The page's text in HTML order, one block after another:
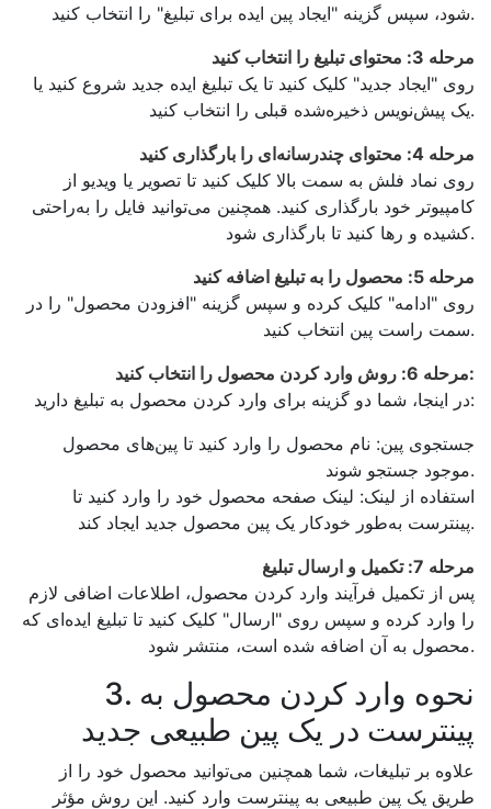
شود، سپس گزینه "ایجاد پین ایده برای تبلیغ" را انتخاب کنید.
مرحله 3: محتوای تبلیغ را انتخاب کنید
روی "ایجاد جدید" کلیک کنید تا یک تبلیغ ایده جدید شروع کنید یا
یک پیش‌نویس ذخیره‌شده قبلی را انتخاب کنید.
مرحله 4: محتوای چندرسانه‌ای را بارگذاری کنید
روی نماد فلش به سمت بالا کلیک کنید تا تصویر یا ویدیو از
کامپیوتر خود بارگذاری کنید. همچنین می‌توانید فایل را به‌راحتی
کشیده و رها کنید تا بارگذاری شود.
مرحله 5: محصول را به تبلیغ اضافه کنید
روی "ادامه" کلیک کرده و سپس گزینه "افزودن محصول" را در
سمت راست پین انتخاب کنید.
مرحله 6: روش وارد کردن محصول را انتخاب کنید:
در اینجا، شما دو گزینه برای وارد کردن محصول به تبلیغ دارید:
جستجوی پین: نام محصول را وارد کنید تا پین‌های محصول
موجود جستجو شوند.
استفاده از لینک: لینک صفحه محصول خود را وارد کنید تا
پینترست به‌طور خودکار یک پین محصول جدید ایجاد کند.
مرحله 7: تکمیل و ارسال تبلیغ
پس از تکمیل فرآیند وارد کردن محصول، اطلاعات اضافی لازم
را وارد کرده و سپس روی "ارسال" کلیک کنید تا تبلیغ ایده‌ای که
محصول به آن اضافه شده است، منتشر شود.
3. نحوه وارد کردن محصول به
پینترست در یک پین طبیعی جدید
علاوه بر تبلیغات، شما همچنین می‌توانید محصول خود را از
طریق یک پین طبیعی به پینترست وارد کنید. این روش مؤثر